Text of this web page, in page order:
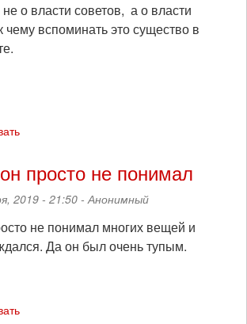
о власти советов, а о власти
вспоминать это существо в
просто не понимал
2019 - 21:50 -Анонимный
не понимал многих вещей и
Да он был очень тупым.